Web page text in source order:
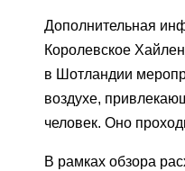
Дополнительная
Королевское
в Шотландии
воздухе,
человек. Оно
В рамках обзора